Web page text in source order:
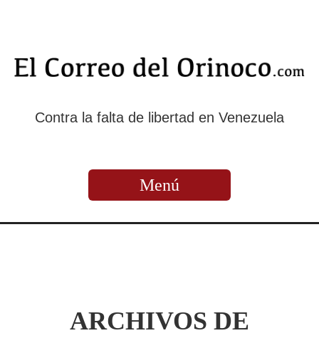
Contra la falta de libertad en Venezuela
Menú
ARCHIVOS DE